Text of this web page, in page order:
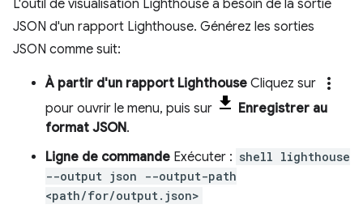
L'outil de visualisation Lighthouse a besoin de la sortie
JSON d'un rapport Lighthouse. Générez les sorties
JSON comme suit:
À partir d'un rapport Lighthouse Cliquez sur more_vert
pour ouvrir le menu, puis sur
Enregistrer au
format JSON.
Ligne de commande Exécuter : shell lighthouse
--output json --output-path
<path/for/output.json>